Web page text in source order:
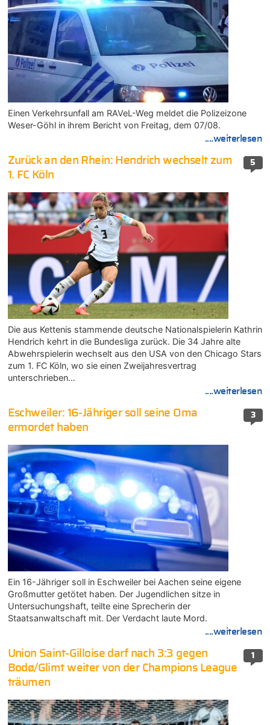
Einen Verkehrsunfall am RAVeL-Weg meldet die Polizeizone
Weser-Göhl in ihrem Bericht von Freitag, dem 07/08.
....weiterlesen
5
Zurück an den Rhein: Hendrich wechselt zum
1. FC Köln
Die aus Kettenis stammende deutsche Nationalspielerin Kathrin
Hendrich kehrt in die Bundesliga zurück. Die 34 Jahre alte
Abwehrspielerin wechselt aus den USA von den Chicago Stars
zum 1. FC Köln, wo sie einen Zweijahresvertrag
unterschrieben…
....weiterlesen
3
Eschweiler: 16-Jähriger soll seine Oma
ermordet haben
Ein 16-Jähriger soll in Eschweiler bei Aachen seine eigene
Großmutter getötet haben. Der Jugendlichen sitze in
Untersuchungshaft, teilte eine Sprecherin der
Staatsanwaltschaft mit. Der Verdacht laute Mord.
....weiterlesen
1
Union Saint-Gilloise darf nach 3:3 gegen
Bodø/Glimt weiter von der Champions League
träumen